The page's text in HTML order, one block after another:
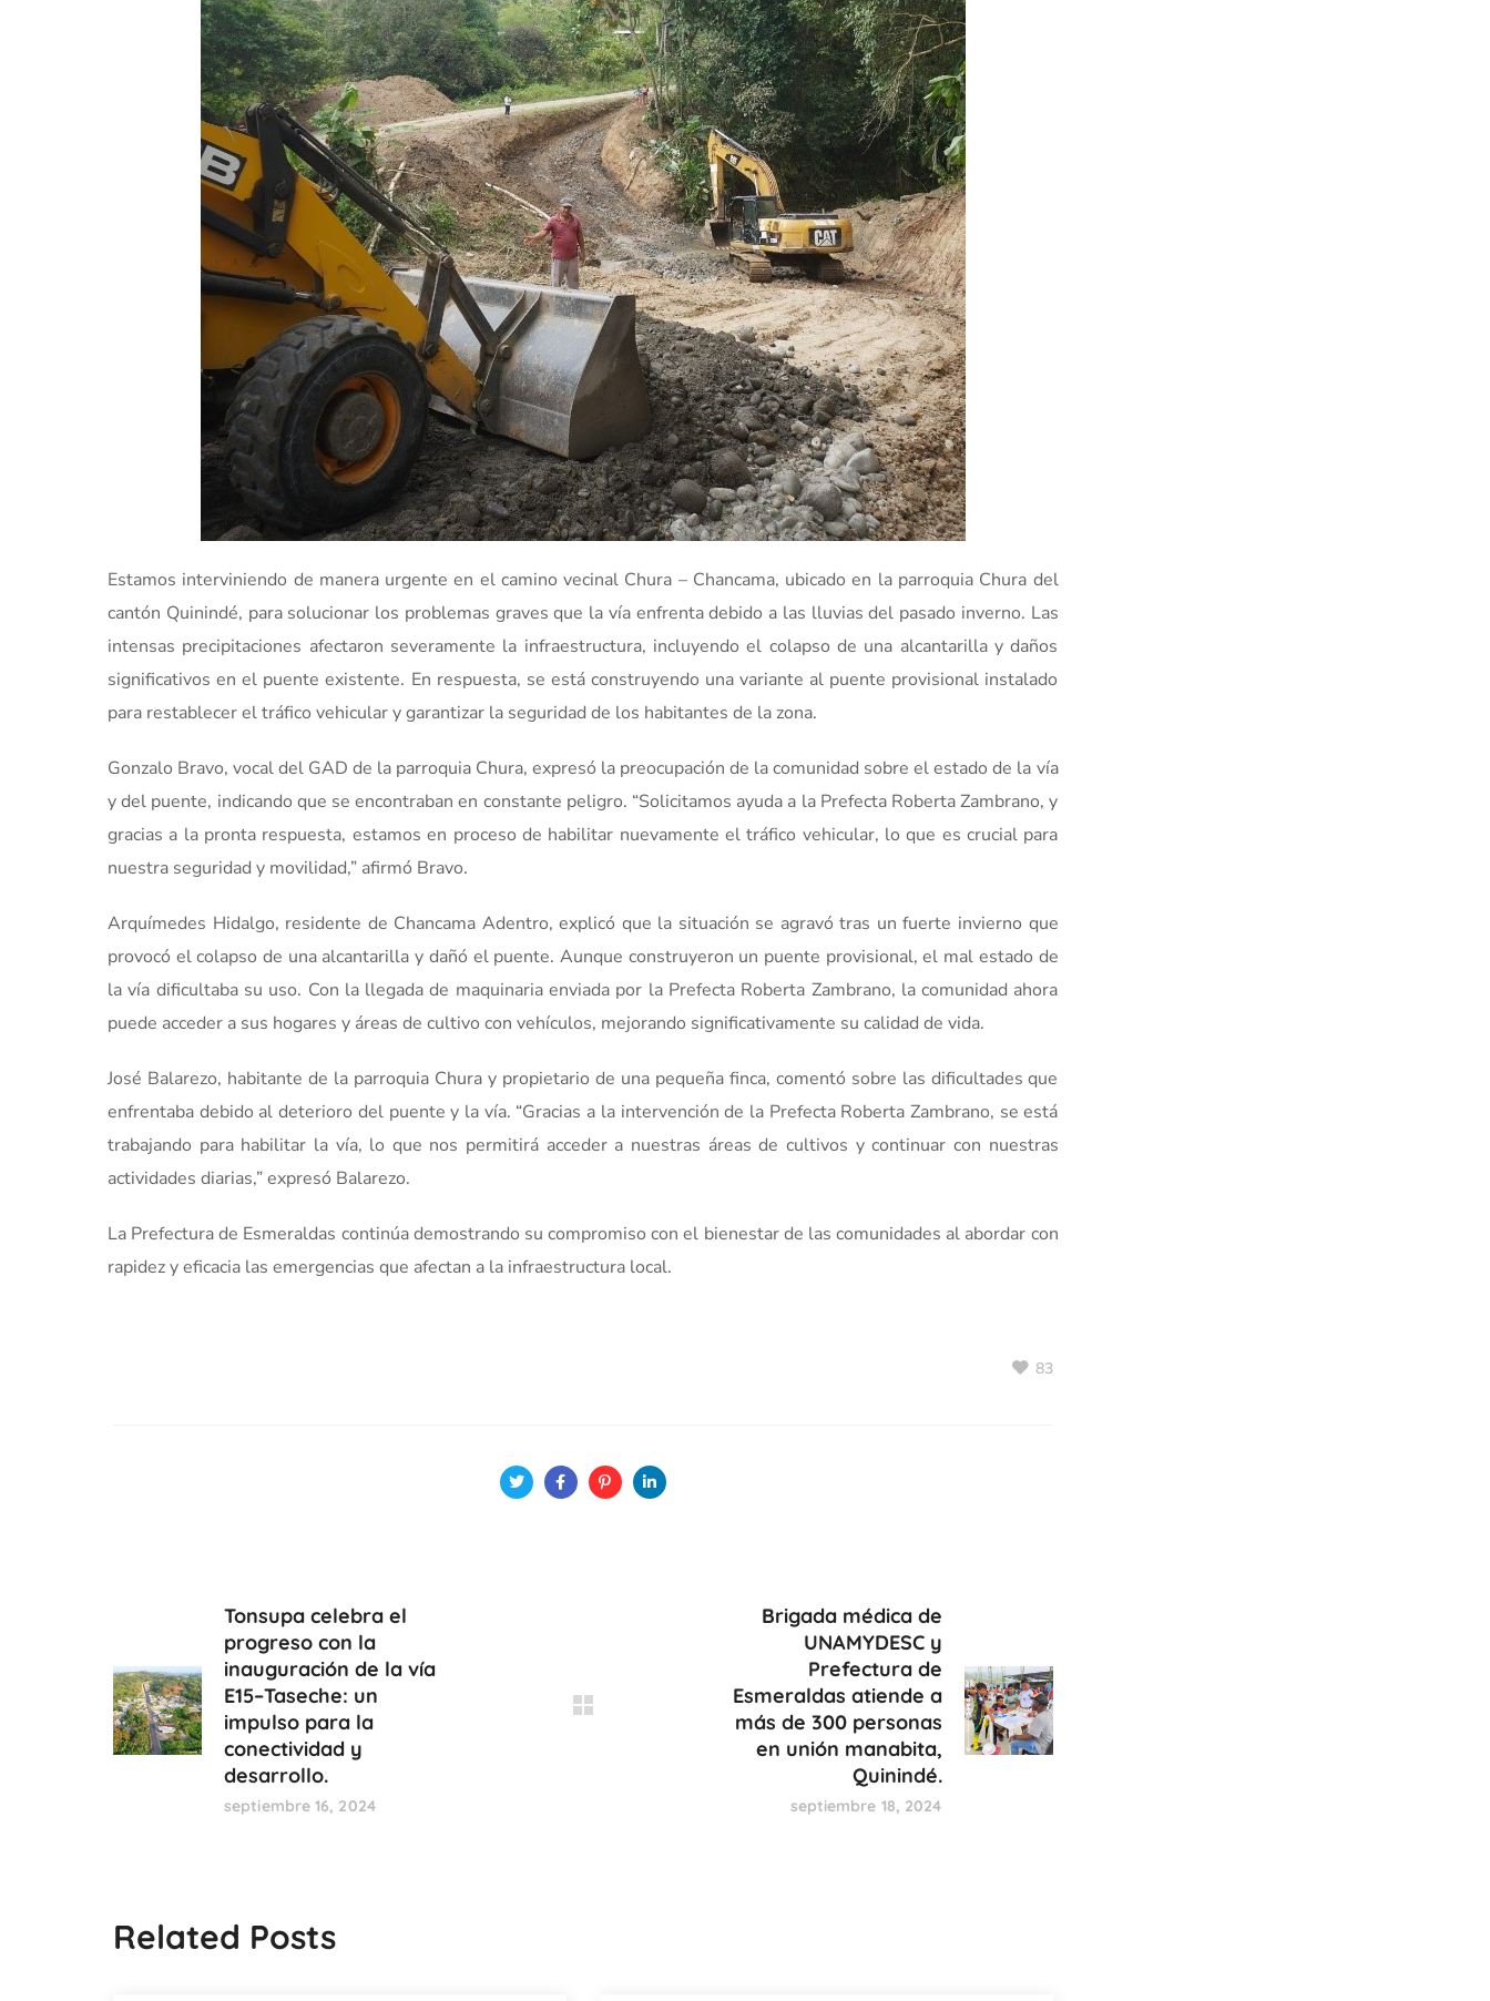
Estamos interviniendo de manera urgente en el camino vecinal Chura – Chancama, ubicado en la parroquia Chura del
cantón Quinindé, para solucionar los problemas graves que la vía enfrenta debido a las lluvias del pasado inverno. Las
intensas precipitaciones afectaron severamente la infraestructura, incluyendo el colapso de una alcantarilla y daños
significativos en el puente existente. En respuesta, se está construyendo una variante al puente provisional instalado
para restablecer el tráfico vehicular y garantizar la seguridad de los habitantes de la zona.
Gonzalo Bravo, vocal del GAD de la parroquia Chura, expresó la preocupación de la comunidad sobre el estado de la vía
y del puente, indicando que se encontraban en constante peligro. “Solicitamos ayuda a la Prefecta Roberta Zambrano, y
gracias a la pronta respuesta, estamos en proceso de habilitar nuevamente el tráfico vehicular, lo que es crucial para
nuestra seguridad y movilidad,” afirmó Bravo.
Arquímedes Hidalgo, residente de Chancama Adentro, explicó que la situación se agravó tras un fuerte invierno que
provocó el colapso de una alcantarilla y dañó el puente. Aunque construyeron un puente provisional, el mal estado de
la vía dificultaba su uso. Con la llegada de maquinaria enviada por la Prefecta Roberta Zambrano, la comunidad ahora
puede acceder a sus hogares y áreas de cultivo con vehículos, mejorando significativamente su calidad de vida.
José Balarezo, habitante de la parroquia Chura y propietario de una pequeña finca, comentó sobre las dificultades que
enfrentaba debido al deterioro del puente y la vía. “Gracias a la intervención de la Prefecta Roberta Zambrano, se está
trabajando para habilitar la vía, lo que nos permitirá acceder a nuestras áreas de cultivos y continuar con nuestras
actividades diarias,” expresó Balarezo.
La Prefectura de Esmeraldas continúa demostrando su compromiso con el bienestar de las comunidades al abordar con
rapidez y eficacia las emergencias que afectan a la infraestructura local.
83
Tonsupa celebra el
progreso con la
inauguración de la vía
E15–Taseche: un
impulso para la
conectividad y
desarrollo.
septiembre 16, 2024
Brigada médica de
UNAMYDESC y
Prefectura de
Esmeraldas atiende a
más de 300 personas
en unión manabita,
Quinindé.
septiembre 18, 2024
Related Posts